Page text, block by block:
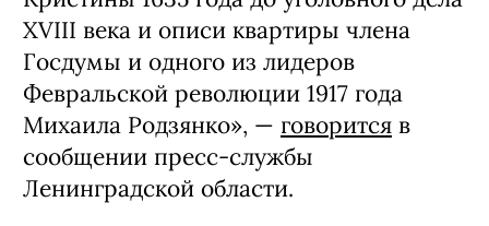
XVIII века и описи квартиры члена
Госдумы и одного из лидеров
Февральской революции 1917 года
Михаила Родзянко», — говорится в
сообщении пресс-службы
Ленинградской области.